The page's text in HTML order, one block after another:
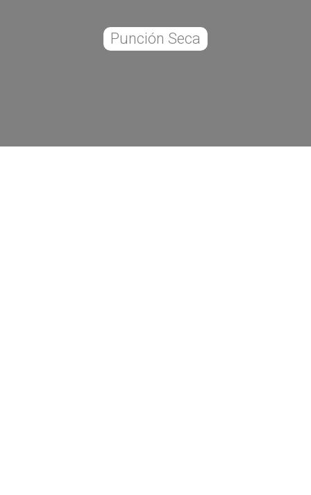
Punción Seca